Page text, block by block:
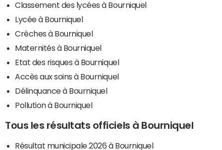
Classement des lycées à Bourniquel
Lycée à Bourniquel
Crèches à Bourniquel
Maternités à Bourniquel
Etat des risques à Bourniquel
Accès aux soins à Bourniquel
Délinquance à Bourniquel
Pollution à Bourniquel
Tous les résultats officiels à Bourniquel
Résultat municipale 2026 à Bourniquel